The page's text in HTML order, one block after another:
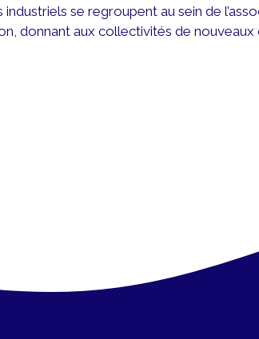
industriels se regroupent au sein de
donnant aux collectivités de